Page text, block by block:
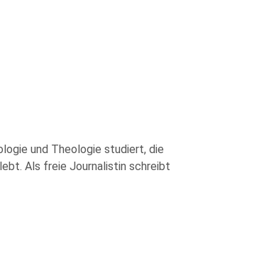
und Theologie studiert, die
Als freie Journalistin schreibt